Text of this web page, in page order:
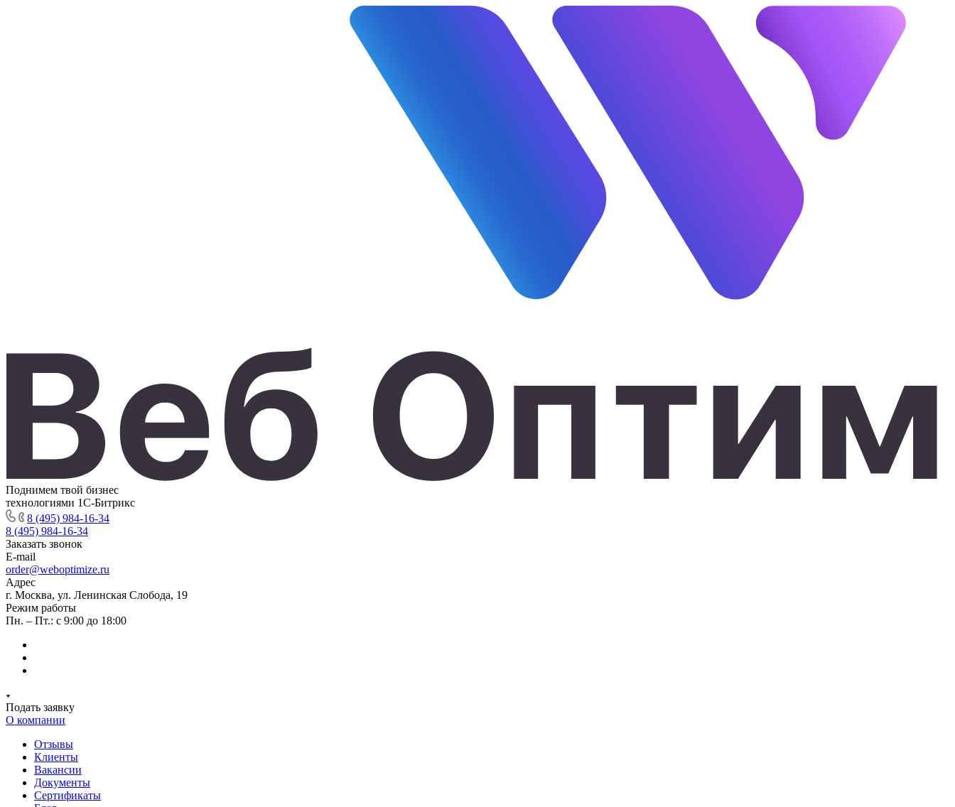
Поднимем твой бизнес
технологиями 1С-Битрикс
8 (495) 984-16-34
8 (495) 984-16-34
Заказать звонок
E-mail
order@weboptimize.ru
Адрес
г. Москва, ул. Ленинская Слобода, 19
Режим работы
Пн. – Пт.: с 9:00 до 18:00
Подать заявку
О компании
Отзывы
Клиенты
Вакансии
Документы
Сертификаты